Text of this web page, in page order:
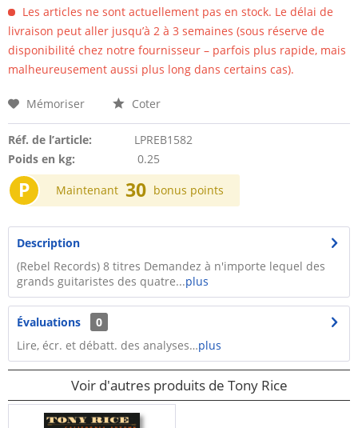
Les articles ne sont actuellement pas en stock. Le délai de
livraison peut aller jusqu’à 2 à 3 semaines (sous réserve de
disponibilité chez notre fournisseur – parfois plus rapide, mais
malheureusement aussi plus long dans certains cas).
Mémoriser Coter
Réf. de l’article:
LPREB1582
Poids en kg:
0.25
P Maintenant 30 bonus points
Description
(Rebel Records) 8 titres Demandez à n'importe lequel des
grands guitaristes des quatre...plus
Évaluations
0
Lire, écr. et débatt. des analyses…plus
Voir d'autres produits de Tony Rice